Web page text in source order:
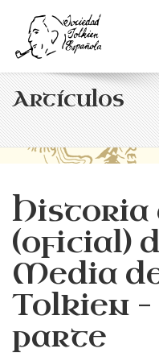
Artículos
Historia
(oficial)
Media de
Tolkien
parte